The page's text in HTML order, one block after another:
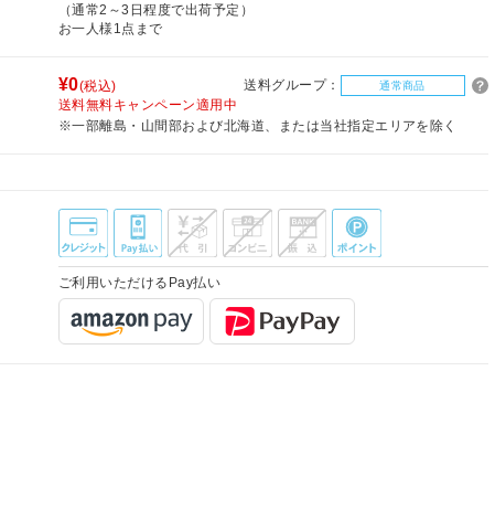
（通常2～3日程度で出荷予定）
お一人様1点まで
¥0(税込) 送料グループ： 通常商品
送料無料キャンペーン適用中
※一部離島・山間部および北海道、または当社指定エリアを除く
ご利用いただけるPay払い